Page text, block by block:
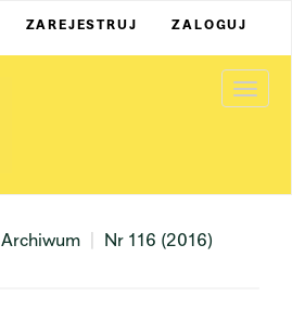
ZAREJESTRUJ ZALOGUJ
Archiwum
Nr 116 (2016)